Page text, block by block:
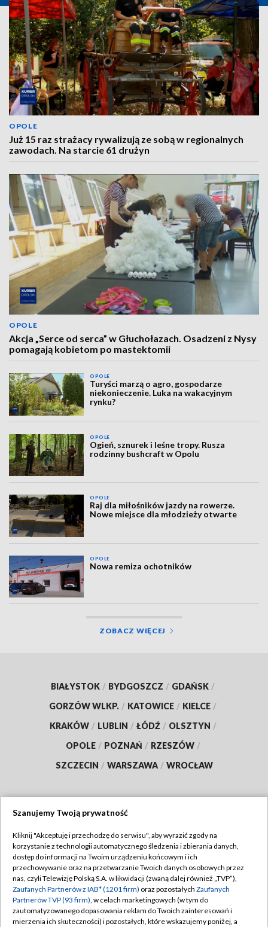
OPOLE
Już 15 raz strażacy rywalizują ze sobą w regionalnych
zawodach. Na starcie 61 drużyn
OPOLE
Akcja „Serce od serca” w Głuchołazach. Osadzeni z Nysy
pomagają kobietom po mastektomii
OPOLE
Turyści marzą o agro, gospodarze
niekonieczenie. Luka na wakacyjnym
rynku?
OPOLE
Ogień, sznurek i leśne tropy. Rusza
rodzinny bushcraft w Opolu
OPOLE
Raj dla miłośników jazdy na rowerze.
Nowe miejsce dla młodzieży otwarte
OPOLE
Nowa remiza ochotników
ZOBACZ WIĘCEJ
BIAŁYSTOK / BYDGOSZCZ / GDAŃSK /
GORZÓW WLKP. / KATOWICE / KIELCE /
KRAKÓW / LUBLIN / ŁÓDŹ / OLSZTYN /
OPOLE / POZNAŃ / RZESZÓW /
SZCZECIN / WARSZAWA / WROCŁAW
TVP
Abonament TVP
Emisja w TVP
Centrum informacji TVP
Regulamin TVP
Polityka prywatności
Moje zgody
Szanujemy Twoją prywatność
Kliknij "Akceptuję i przechodzę do serwisu", aby wyrazić zgody na
korzystanie z technologii automatycznego śledzenia i zbierania danych,
dostęp do informacji na Twoim urządzeniu końcowym i ich
przechowywanie oraz na przetwarzanie Twoich danych osobowych przez
nas, czyli Telewizję Polską S.A. w likwidacji (zwaną dalej również „TVP”),
Zaufanych Partnerów z IAB* (1201 firm) oraz pozostałych Zaufanych
Partnerów TVP (93 firm), w celach marketingowych (w tym do
zautomatyzowanego dopasowania reklam do Twoich zainteresowań i
mierzenia ich skuteczności) i pozostałych, które wskazujemy poniżej, a